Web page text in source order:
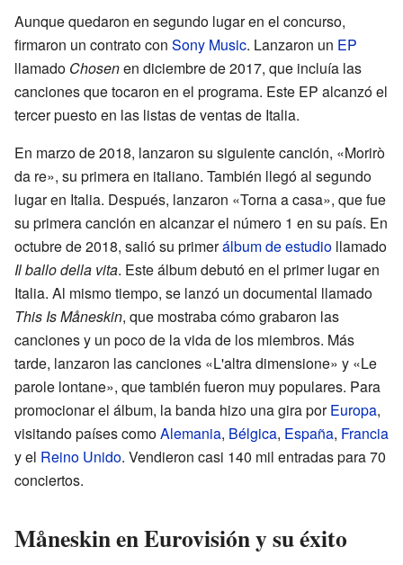
Aunque quedaron en segundo lugar en el concurso,
firmaron un contrato con Sony Music. Lanzaron un EP
llamado Chosenen diciembre de 2017, que incluía las
canciones que tocaron en el programa. Este EP alcanzó el
tercer puesto en las listas de ventas de Italia.
En marzo de 2018, lanzaron su siguiente canción, «Morirò
da re», su primera en italiano. También llegó al segundo
lugar en Italia. Después, lanzaron «Torna a casa», que fue
su primera canción en alcanzar el número 1 en su país. En
octubre de 2018, salió su primerálbum de estudio llamado
Il ballo della vita. Este álbum debutó en el primer lugar en
Italia. Al mismo tiempo, se lanzó un documental llamado
This Is Måneskin, que mostraba cómo grabaron las
canciones y un poco de la vida de los miembros. Más
tarde, lanzaron las canciones «L'altra dimensione» y «Le
parole lontane», que también fueron muy populares. Para
promocionar el álbum, la banda hizo una gira porEuropa,
visitando países comoAlemania, Bélgica, España, Francia
y el Reino Unido. Vendieron casi 140 mil entradas para 70
conciertos.
Måneskin en Eurovisión y su éxito